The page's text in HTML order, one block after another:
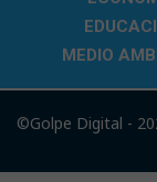
MEDIO
©Golpe Digital -